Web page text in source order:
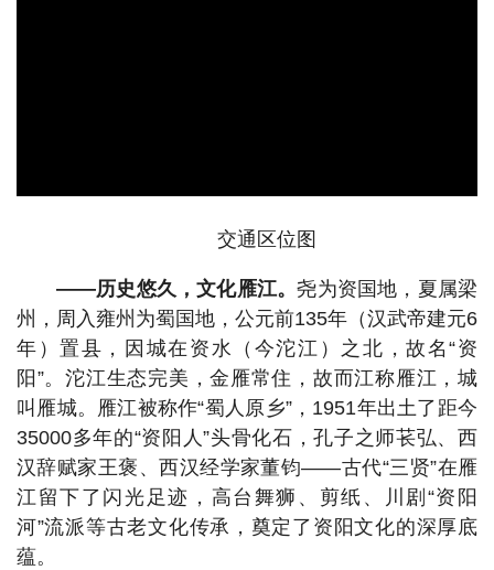
交通区位图
——历史悠久，文化雁江。尧为资国地，夏属梁
州，周入雍州为蜀国地，公元前135年（汉武帝建元6
年）置县，因城在资水（今沱江）之北，故名“资
阳”。沱江生态完美，金雁常住，故而江称雁江，城
叫雁城。雁江被称作“蜀人原乡”，1951年出土了距今
35000多年的“资阳人”头骨化石，孔子之师苌弘、西
汉辞赋家王褒、西汉经学家董钧——古代“三贤”在雁
江留下了闪光足迹，高台舞狮、剪纸、川剧“资阳
河”流派等古老文化传承，奠定了资阳文化的深厚底
蕴。